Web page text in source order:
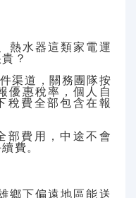
熱水器這類家電運
？
渠道，關務團隊按
優惠稅率，個人自
稅費全部包含在報
部費用，中途不會
費。
鄉下偏遠地區能送